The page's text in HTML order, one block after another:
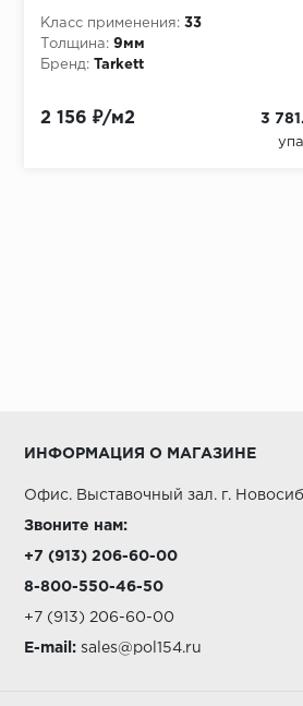
Класс применения: 33
Толщина: 9мм
Бренд:
Tarkett
2 156 ₽/м2 3
ИНФОРМАЦИЯ О МАГАЗИНЕ
Офис. Выставочный зал. г.
Звоните нам:
+7 (913) 206-60-00
8-800-550-46-50
+7 (913) 206-60-00
E-mail: sales@pol154.ru